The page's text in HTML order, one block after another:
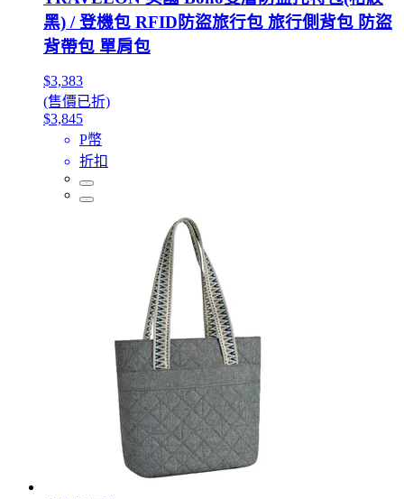
黑) / 登機包 RFID防盜旅行包 旅行側背包 防盜
背帶包 單肩包
$3,383
(售價已折)
$3,845
P幣
折扣